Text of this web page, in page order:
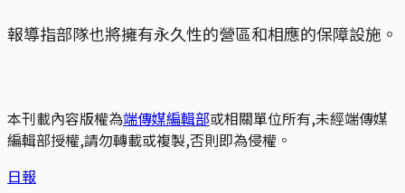
報導指部隊也將擁有永久性的營區和相應的保障設施。
本刊載內容版權為端傳媒編輯部或相關單位所有,未經端傳媒
編輯部授權,請勿轉載或複製,否則即為侵權。
日報